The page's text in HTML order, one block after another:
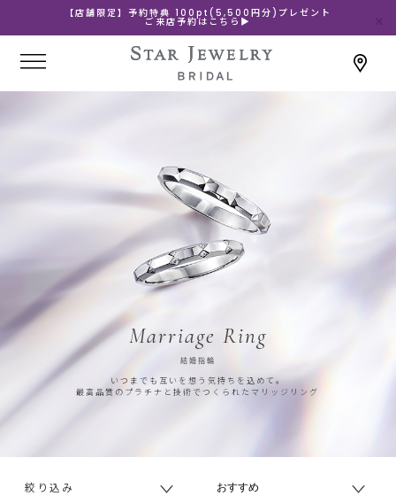
【店舗限定】予約特典 100pt(5,500円分)プレゼント
ご来店予約はこちら▶
Marriage Ring
結婚指輪
いつまでも互いを想う気持ちを込めて。
最高品質のプラチナと技術でつくられたマリッジリング
絞り込み